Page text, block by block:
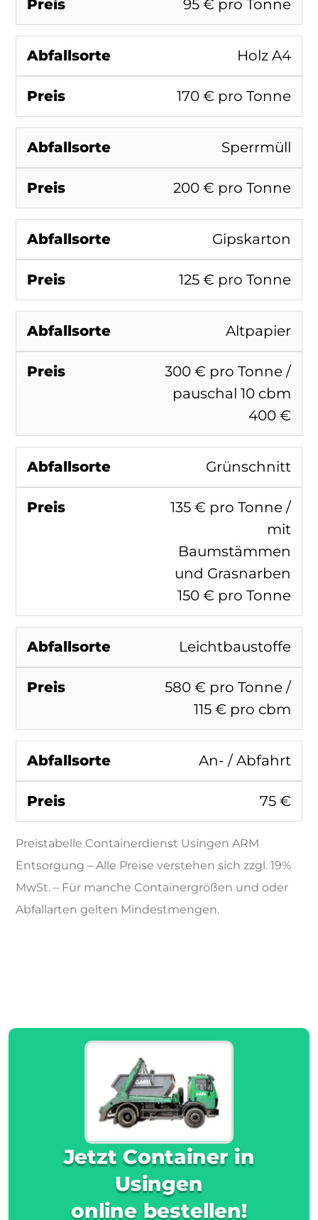
95 € pro Tonne
Holz A4
170 € pro Tonne
Sperrmüll
200 € pro Tonne
Gipskarton
125 € pro Tonne
Altpapier
300 € pro Tonne /
pauschal 10 cbm
400 €
Grünschnitt
135 € pro Tonne /
mit
Baumstämmen
und Grasnarben
150 € pro Tonne
Leichtbaustoffe
580 € pro Tonne /
115 € pro cbm
An- / Abfahrt
75 €
Preistabelle Containerdienst Usingen ARM
Entsorgung – Alle Preise verstehen sich zzgl. 19%
MwSt. – Für manche Containergrößen und oder
Abfallarten gelten Mindestmengen.
Jetzt Container in
Usingen
online bestellen!